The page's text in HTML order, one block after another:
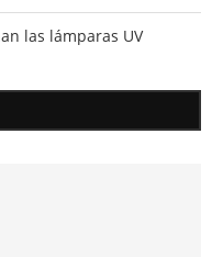
las lámparas UV